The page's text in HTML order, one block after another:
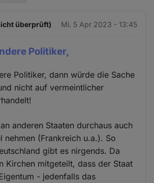
überprüft) Mi. 5 Apr 2023 - 13:45
Politiker,
Politiker, dann würde die Sache
nicht auf vermeintlicher
anderen Staaten durchaus auch
nehmen (Frankreich u.a.). So
gibt es nirgends. Da
Kirchen mitgeteilt, dass der Staat
- jedenfalls das